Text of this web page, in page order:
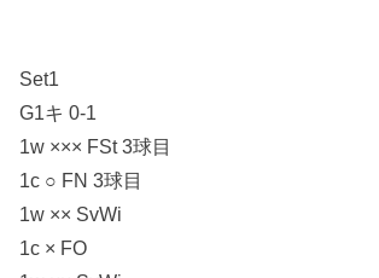
Set1
G1キ 0-1
1w ××× FSt 3球目
1c ○ FN 3球目
1w ×× SvWi
1c × FO